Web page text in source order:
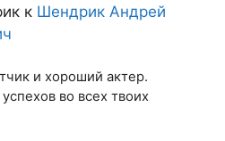
к Шендрик Андрей
и хороший актер.
во всех твоих